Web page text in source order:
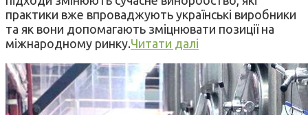
практики вже впроваджують українські виробники
та як вони допомагають зміцнювати позиції на
міжнародному ринку.Читати далі